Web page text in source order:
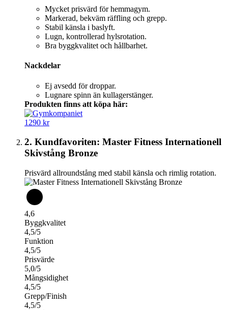
Mycket prisvärd för hemmagym.
Markerad, bekväm räffling och grepp.
Stabil känsla i baslyft.
Lugn, kontrollerad hylsrotation.
Bra byggkvalitet och hållbarhet.
Nackdelar
Ej avsedd för droppar.
Lugnare spinn än kullagerstänger.
Produkten finns att köpa här:
1290 kr
2. Kundfavoriten: Master Fitness Internationell
Skivstång Bronze
Prisvärd allroundstång med stabil känsla och rimlig rotation.
4,6
Byggkvalitet
4,5/5
Funktion
4,5/5
Prisvärde
5,0/5
Mångsidighet
4,5/5
Grepp/Finish
4,5/5